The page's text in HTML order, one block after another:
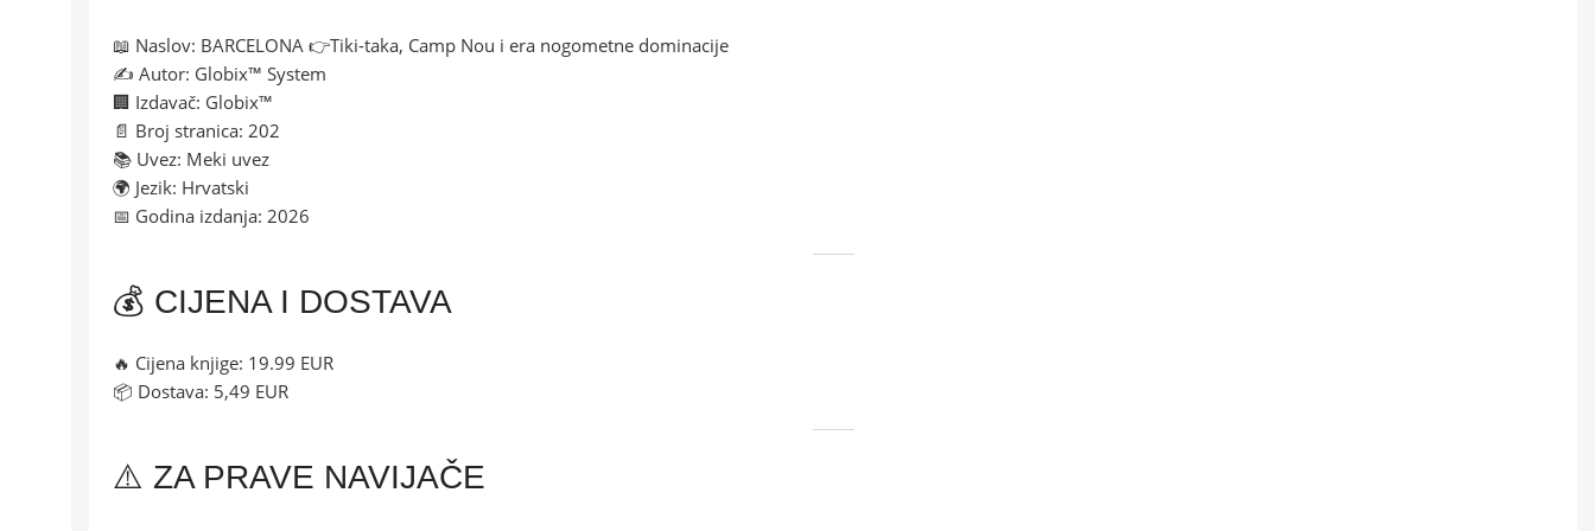
📖 Naslov: BARCELONA 👉Tiki-taka, Camp Nou i era nogometne dominacije
✍ Autor: Globix™ System
🏢 Izdavač: Globix™
📄 Broj stranica: 202
📚 Uvez: Meki uvez
🌍 Jezik: Hrvatski
📅 Godina izdanja: 2026
💰 CIJENA I DOSTAVA
🔥 Cijena knjige: 19.99 EUR
📦 Dostava: 5,49 EUR
⚠️ ZA PRAVE NAVIJAČE